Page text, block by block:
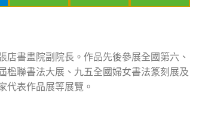
書畫院副院長。作品先後參展全國第六、
楹聯書法大展、九五全國婦女書法篆刻展及
代表作品展等展覽。